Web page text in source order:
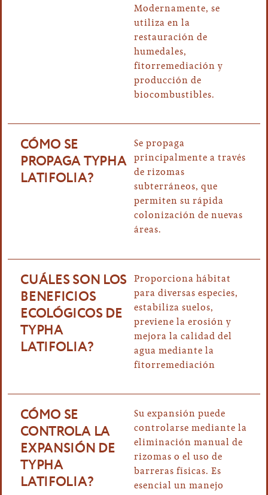
Modernamente, se
utiliza en la
restauración de
humedales,
fitorremediación y
producción de
biocombustibles.
CÓMO SE
PROPAGA TYPHA
LATIFOLIA?
Se propaga
principalmente a través
de rizomas
subterráneos, que
permiten su rápida
colonización de nuevas
áreas.
CUÁLES SON LOS
BENEFICIOS
ECOLÓGICOS DE
TYPHA
LATIFOLIA?
Proporciona hábitat
para diversas especies,
estabiliza suelos,
previene la erosión y
mejora la calidad del
agua mediante la
fitorremediación
CÓMO SE
CONTROLA LA
EXPANSIÓN DE
TYPHA
LATIFOLIA?
Su expansión puede
controlarse mediante la
eliminación manual de
rizomas o el uso de
barreras físicas. Es
esencial un manejo